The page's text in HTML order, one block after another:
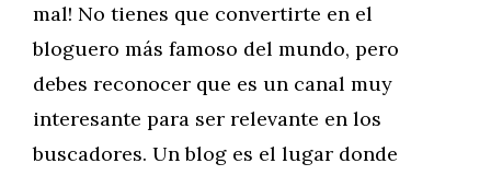
mal! No tienes que convertirte en el
bloguero más famoso del mundo, pero
debes reconocer que es un canal muy
interesante para ser relevante en los
buscadores. Un blog es el lugar donde